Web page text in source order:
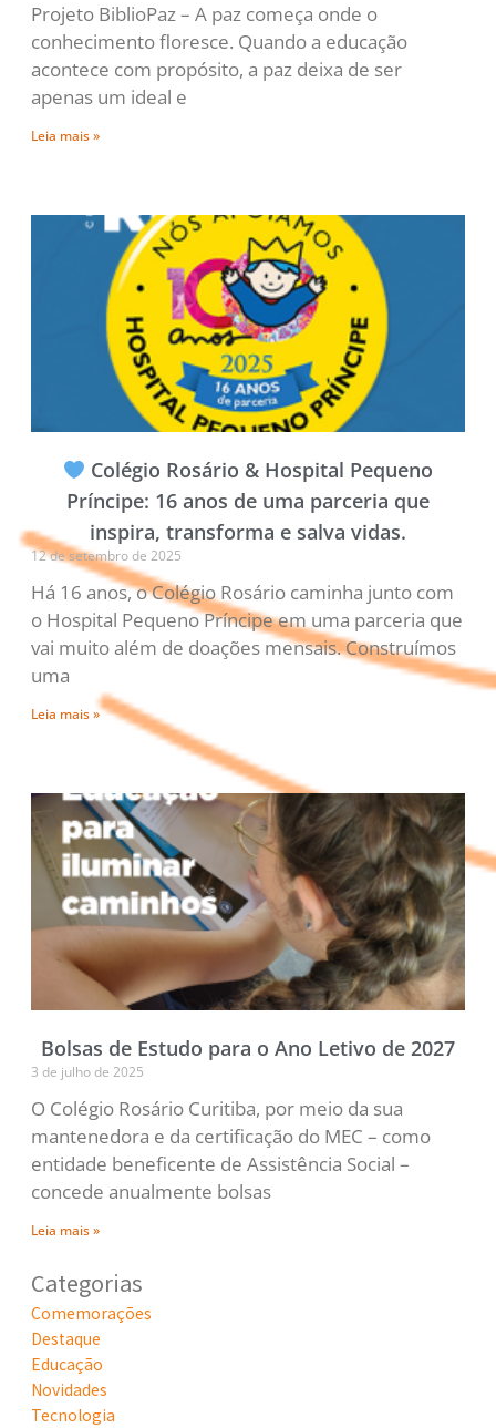
Projeto BiblioPaz – A paz começa onde o
conhecimento floresce. Quando a educação
acontece com propósito, a paz deixa de ser
apenas um ideal e
Leia mais »
Colégio Rosário & Hospital Pequeno
Príncipe: 16 anos de uma parceria que
inspira, transforma e salva vidas.
12 de setembro de 2025
Há 16 anos, o Colégio Rosário caminha junto com
o Hospital Pequeno Príncipe em uma parceria que
vai muito além de doações mensais. Construímos
uma
Leia mais »
Bolsas de Estudo para o Ano Letivo de 2027
3 de julho de 2025
O Colégio Rosário Curitiba, por meio da sua
mantenedora e da certificação do MEC – como
entidade beneficente de Assistência Social –
concede anualmente bolsas
Leia mais »
Categorias
Comemorações
Destaque
Educação
Novidades
Tecnologia